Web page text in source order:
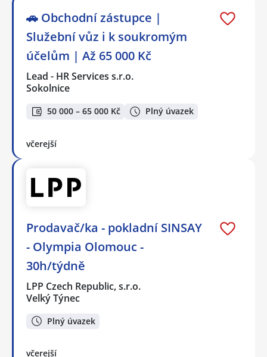
🚗 Obchodní zástupce |
Služební vůz i k soukromým
účelům | Až 65 000 Kč
Lead - HR Services s.r.o.
Sokolnice
50 000 – 65 000 Kč Plný úvazek
včerejší
Prodavač/ka - pokladní SINSAY
- Olympia Olomouc -
30h/týdně
LPP Czech Republic, s.r.o.
Velký Týnec
Plný úvazek
včerejší